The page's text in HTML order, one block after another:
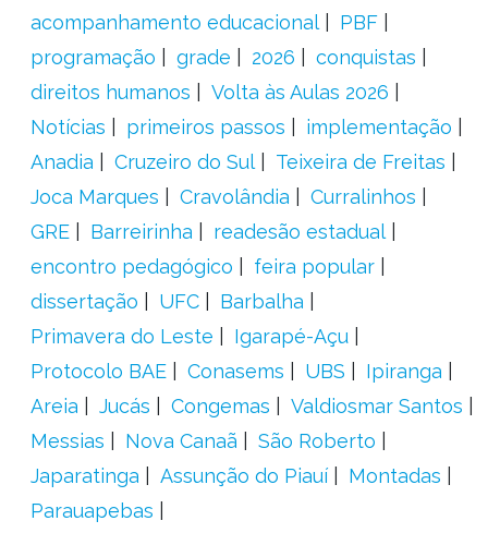
acompanhamento educacional
PBF
programação
grade 2026
conquistas
direitos humanos
Volta às Aulas 2026
Notícias
primeiros passos
implementação
Anadia
Cruzeiro do Sul
Teixeira de Freitas
Joca Marques
Cravolândia
Curralinhos
GRE
Barreirinha
readesão estadual
encontro pedagógico
feira popular
dissertação
UFC
Barbalha
Primavera do Leste
Igarapé-Açu
Protocolo BAE
Conasems UBS
Ipiranga
Areia
Jucás Congemas
Valdiosmar Santos
Messias
Nova Canaã
São Roberto
Japaratinga
Assunção do Piauí
Montadas
Parauapebas